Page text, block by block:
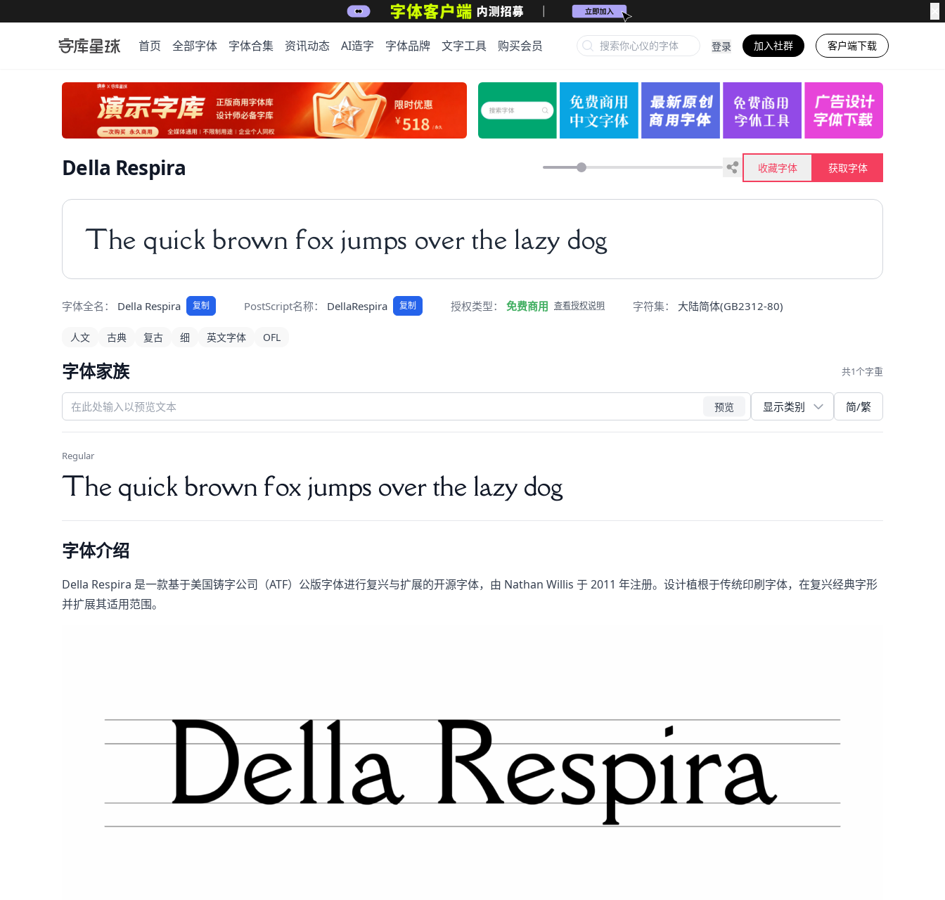
首页 全部字体 字体合集 资讯动态 AI造字 字体品牌 文字工具 购买会员 登录 加入社群 客户端下载
Della Respira 收藏字体 获取字体
The quick brown fox jumps over the lazy dog
字体全名： Della Respira 复制 PostScript名称： DellaRespira 复制 授权类型： 免费商用 查看授权说明 字符集： 大陆简体(GB2312-80)
人文 古典 复古 细 英文字体 OFL
字体家族 共1个字重
预览 简/繁
Regular
The quick brown fox jumps over the lazy dog
字体介绍
Della Respira​ 是一款基于美国铸字公司（ATF）公版字体进行复兴与扩展的开源字体，由 Nathan Willis 于 2011 年注册。设计植根于传统印刷字体，在复兴经典字形
并扩展其适用范围。